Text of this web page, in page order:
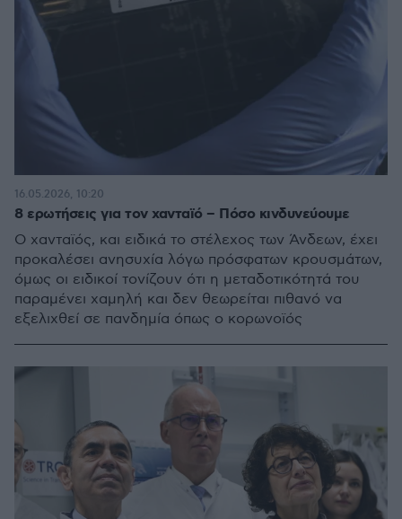
8 ερωτήσεις για τον χανταϊό – Πόσο κινδυνεύουμε
Ο χανταϊός, και ειδικά το στέλεχος των Άνδεων, έχει
προκαλέσει ανησυχία λόγω πρόσφατων κρουσμάτων,
όμως οι ειδικοί τονίζουν ότι η μεταδοτικότητά του
παραμένει χαμηλή και δεν θεωρείται πιθανό να
εξελιχθεί σε πανδημία όπως ο κορωνοϊός
16.05.2026, 10:20